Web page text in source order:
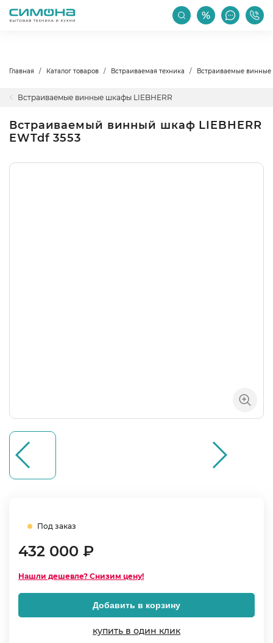
РАСПРОДАЖА ПРОИЗВОДИТЕЛИ
Главная Каталог товаров Встраиваемая техника Встраиваемые
Встраиваемые винные шкафы LIEBHERR
Встраиваемый винный шкаф LIEBHERR
EWTdf 3553
Под заказ
432 000 ₽
Нашли дешевле? Снизим цену!
Добавить в корзину
купить в один клик